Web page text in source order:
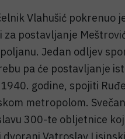
Vlahušić pokrenuo
postavljanje
Jedan odljev
pa će postavljanje
godine, spojiti
metropolom.
300-te obljetnice